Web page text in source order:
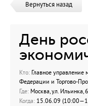
Вернуться назад
День
Кто: Главное
Федерации и Торгово-
Где: Москва, ул. Ильинка, 6
Когда: 15.06.09